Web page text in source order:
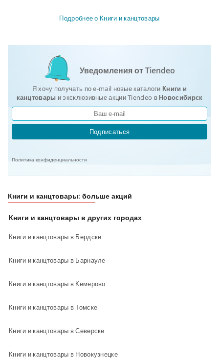
Подробнее о Книги и канцтовары
Уведомления от Tiendeo
Я хочу получать по e-mail новые каталоги Книги и
канцтовары и эксклюзивные акции Tiendeo в Новосибирск
Подписаться
Политика конфиденциальности
Книги и канцтовары: больше акций
Книги и канцтовары в других городах
Книги и канцтовары в Бердске
Книги и канцтовары в Барнауле
Книги и канцтовары в Кемерово
Книги и канцтовары в Томске
Книги и канцтовары в Северске
Книги и канцтовары в Новокузнецке